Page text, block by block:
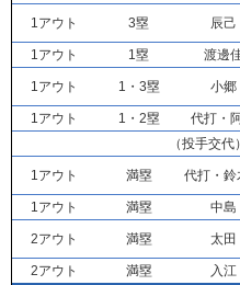
1アウト 3塁 辰己
1アウト
1塁 渡邊
1アウト 1・3塁 小郷
1アウト
1・2塁 代打・
（投手交代
1アウト 満塁 代打・ 鈴
1アウト
満塁 中島
2アウト 満塁 太田
2アウト
満塁 入江